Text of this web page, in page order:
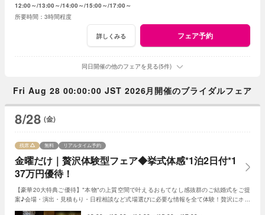
12:00～ 13:00～ 14:00～ 15:00～ 17:00～
3時間程度
詳しくみる フェア予約
同日開催の他のフェアを見る(5件)
Fri Aug 28 00:00:00 JST 2026月開催のブライダルフェア
8/28 (金)
金曜だけ｜贅沢体験型フェア◆挙式体感*1泊2日付*1
37万円優待！
残席 無料 リアルタイム予約
【豪華20大特典ご優待】"本物"の上質空間で叶えるおもてなし感抜群のご結婚式をご提
案♪会場・演出・見積もり・日程相談など式場選びに必要な情報を全て体験！贅沢にホテ